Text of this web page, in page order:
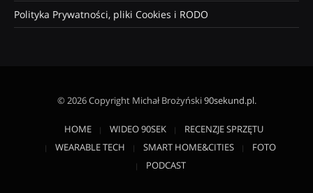
Polityka Prywatności, pliki Cookies i RODO
© 2026 Copyright Michał Brożyński90sekund.pl.
HOME WIDEO 90SEK
RECENZJE SPRZĘTU
WEARABLE TECH
SMART HOME&CITIES
FOTO
PODCAST